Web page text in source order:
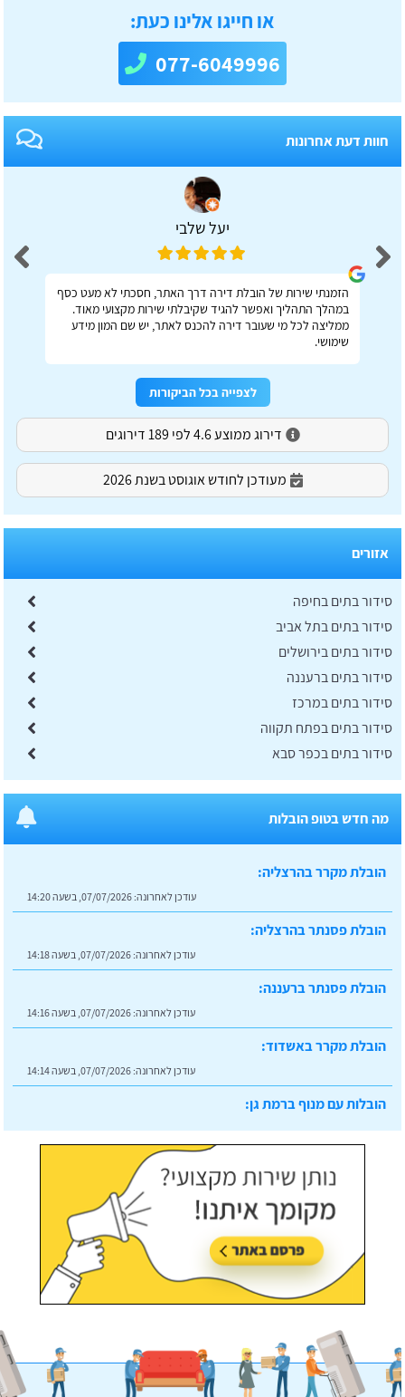
או חייגו אלינו כעת:
077-6049996
חוות דעת אחרונות
יעל שלבי
הזמנתי שירות של הובלת דירה דרך האתר, חסכתי לא מעט כסף
במהלך התהליך ואפשר להגיד שקיבלתי שירות מקצועי מאוד.
ממליצה לכל מי שעובר דירה להכנס לאתר, יש שם המון מידע
שימושי.
לצפייה בכל הביקורות
דירוג ממוצע 4.6 לפי 189 דירוגים
מעודכן לחודש אוגוסט בשנת 2026
אזורים
סידור בתים בחיפה
סידור בתים בתל אביב
סידור בתים בירושלים
סידור בתים ברעננה
סידור בתים במרכז
סידור בתים בפתח תקווה
סידור בתים בכפר סבא
מה חדש בטופ הובלות
הובלת מקרר בהרצליה:
עודכן לאחרונה:07/07/2026, בשעה 14:20
הובלת פסנתר בהרצליה:
עודכן לאחרונה:07/07/2026, בשעה 14:18
הובלת פסנתר ברעננה:
עודכן לאחרונה: 07/07/2026, בשעה 14:16
הובלת מקרר באשדוד:
עודכן לאחרונה: 07/07/2026, בשעה 14:14
הובלות עם מנוף ברמת גן:
עודכן לאחרונה: 07/07/2026, בשעה 14:23